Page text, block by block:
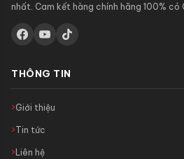
nhất. Cam kết hàng chính hãng 100% có
THÔNG TIN
Giới thiệu
Tin tức
Liên hệ